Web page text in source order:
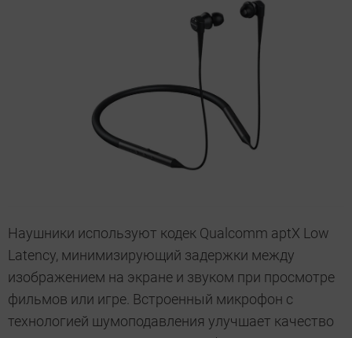
Наушники используют кодек Qualcomm aptX Low
Latency, минимизирующий задержки между
изображением на экране и звуком при просмотре
фильмов или игре. Встроенный микрофон с
технологией шумоподавления улучшает качество